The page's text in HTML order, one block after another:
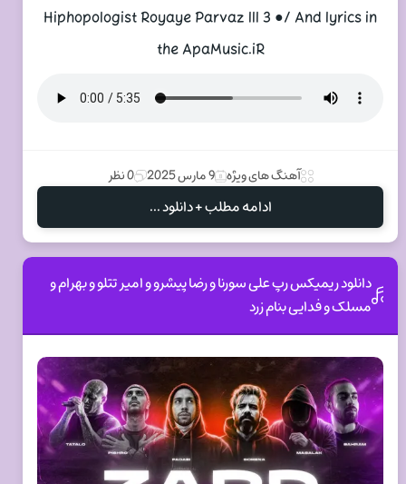
Hiphopologist Royaye Parvaz lll 3 ●/ And lyrics in
the ApaMusic.iR
آهنگ های ویژه 9 مارس 2025 0 نظر
ادامه مطلب + دانلود ...
دانلود ریمیکس رپ علی سورنا و رضا پیشرو و امیر تتلو و بهرام و
مسلک و فدایی بنام زرد